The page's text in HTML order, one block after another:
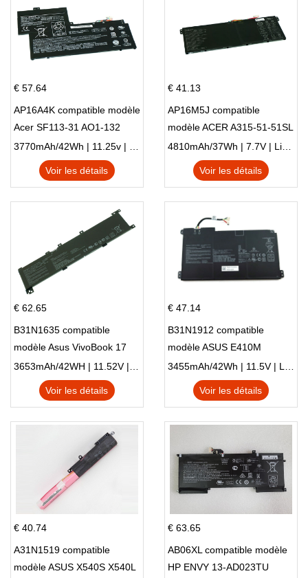
€ 57.64
AP16A4K compatible modèle
Acer SF113-31 AO1-132
NE132
3770mAh/42Wh | 11.25v | Li-ion ...
Voir les détails
€ 41.13
AP16M5J compatible
modèle ACER A315-51-51SL
N17Q1 SERIES
4810mAh/37Wh | 7.7V | Li-ion ...
Voir les détails
€ 62.65
B31N1635 compatible
modèle Asus VivoBook 17
X705NC X705UA X705UV
X705UN X705UD
3653mAh/42WH | 11.52V | Li-ion ...
Voir les détails
€ 47.14
B31N1912 compatible
modèle ASUS E410M
E410MA L410MA
3455mAh/42Wh | 11.5V | Li-ion ...
Voir les détails
€ 40.74
A31N1519 compatible
modèle ASUS X540S X540L
€ 63.65
AB06XL compatible modèle
HP ENVY 13-AD023TU